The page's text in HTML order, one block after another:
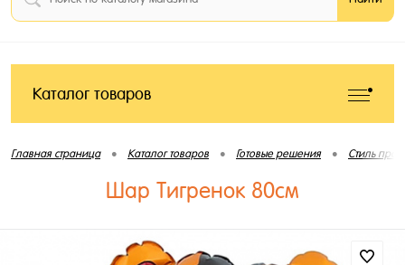
Каталог товаров
Главная страница • Каталог товаров • Готовые решения • Стиль
Шар Тигренок 80см